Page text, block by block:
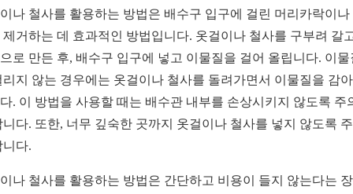
나 철사를 활용하는 방법은 배수구 입구에 걸린 머리카락이나
제거하는 데 효과적인 방법입니다. 옷걸이나 철사를 구부려 갈
로 만든 후, 배수구 입구에 넣고 이물질을 걸어 올립니다. 이물
리지 않는 경우에는 옷걸이나 철사를 돌려가면서 이물질을 감
. 이 방법을 사용할 때는 배수관 내부를 손상시키지 않도록 주
니다. 또한, 너무 깊숙한 곳까지 옷걸이나 철사를 넣지 않도록
니다.
나 철사를 활용하는 방법은 간단하고 비용이 들지 않는다는